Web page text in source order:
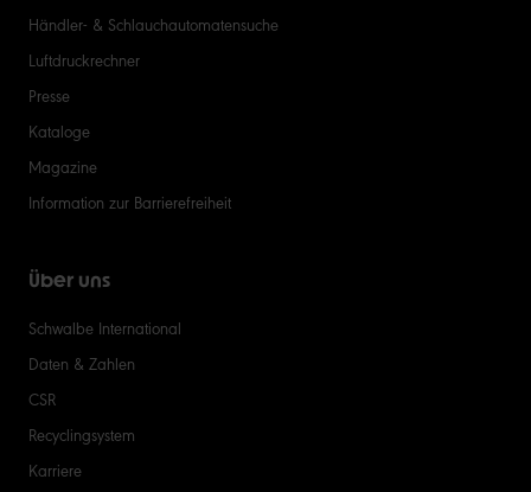
Händler- & Schlauchautomatensuche
Luftdruckrechner
Presse
Kataloge
Magazine
Information zur Barrierefreiheit
Über uns
Schwalbe International
Daten & Zahlen
CSR
Recyclingsystem
Karriere